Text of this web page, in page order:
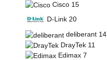
Cisco 15
D-Link 20
deliberant 14
DrayTek 11
Edimax 7